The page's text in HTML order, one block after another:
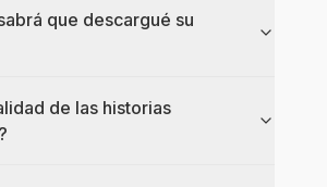
que descargué su
de las historias